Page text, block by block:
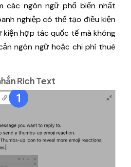
các ngôn ngữ phổ biến nhất
nghiệp có thể tạo điều kiện
kiện hợp tác quốc tế mà không
ngôn ngữ hoặc chi phí thuê
Rich Text